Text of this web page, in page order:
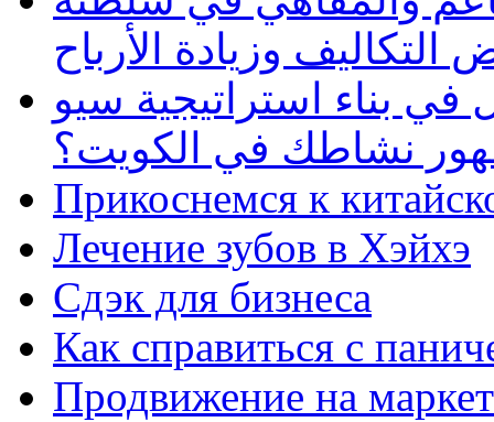
وزيادة الأرباح
بناء استراتيجية سيو
نشاطك في الكويت؟
Прикоснемся к
Лечение зубов в Хэйхэ
Сдэк для бизнеса
Как справиться с
Продвижение на